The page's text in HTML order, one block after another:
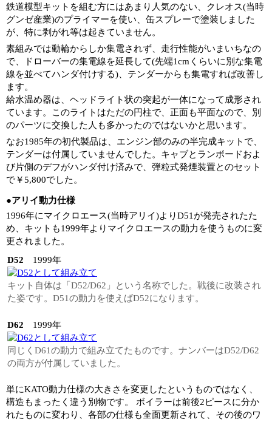
鉄道模型キットを組む方にはあまり人気のない、クレオス(当時
グンゼ産業)のプライマーを使い、缶スプレーで塗装しました
が、特に剥がれ等は起きていません。
素組みでは動輪からしか集電されず、走行性能がいまいちなの
で、ドローバーの集電線を延長して(先端1cmくらいに別な集電
線を並べてハンダ付けする)、テンダーからも集電すれば改善し
ます。
給水温め器は、ヘッドライト状の突起が一体になって成形され
ています。このライトはただの円柱で、正面も平面なので、別
のパーツに交換した人も多かったのではないかと思います。
なお1985年の初代製品は、エンジン部のみの半完成キットで、
テンダーは付属していませんでした。キャブとランボードおよ
び片側のデフがハンダ付け済みで、弾粒式発煙装置とのセット
で￥5,800でした。
●アリイ動力仕様
1996年にマイクロエース(当時アリイ)よりD51が発売されたた
め、キットも1999年よりマイクロエースの動力を使うものに変
更されました。
D52 1999年
キット自体は「D52/D62」という名称でした。戦後に改装され
た姿です。D51の動力を使えばD52になります。
D62 1999年
同じくD61の動力で組み立てたものです。ナンバーはD52/D62
の両方が付属していました。
単にKATO動力仕様の大きさを変更したというものではなく、
構造もまったく違う別物です。 ボイラーは前後2ピースに分か
れたものに変わり、各部の仕様も全面更新されて、その後のワ